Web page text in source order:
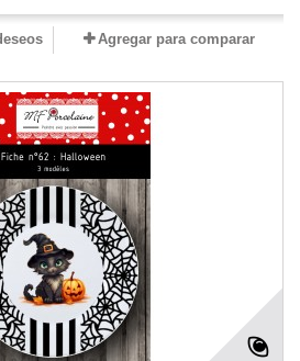
Agregar para comparar